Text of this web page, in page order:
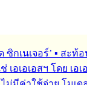
ซิกเนเจอร์’ ▪︎ สะท้
เอเอเอสฯ โดย